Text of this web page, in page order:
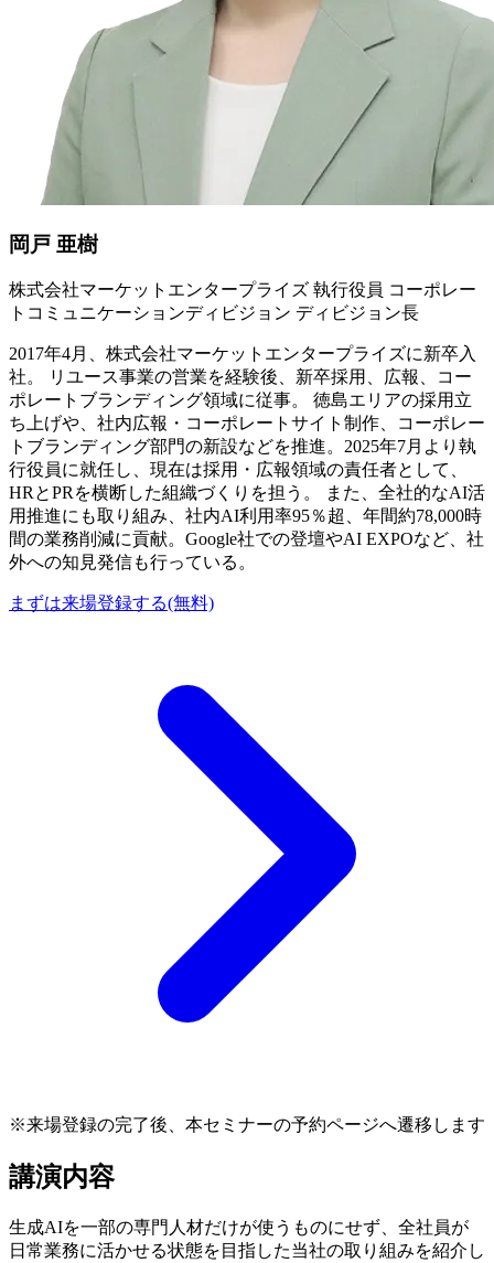
岡戸 亜樹
株式会社マーケットエンタープライズ 執行役員 コーポレー
トコミュニケーションディビジョン ディビジョン長
2017年4月、株式会社マーケットエンタープライズに新卒入
社。 リユース事業の営業を経験後、新卒採用、広報、コー
ポレートブランディング領域に従事。 徳島エリアの採用立
ち上げや、社内広報・コーポレートサイト制作、コーポレー
トブランディング部門の新設などを推進。2025年7月より執
行役員に就任し、現在は採用・広報領域の責任者として、
HRとPRを横断した組織づくりを担う。 また、全社的なAI活
用推進にも取り組み、社内AI利用率95％超、年間約78,000時
間の業務削減に貢献。Google社での登壇やAI EXPOなど、社
外への知見発信も行っている。
まずは来場登録する(無料)
※来場登録の完了後、本セミナーの予約ページへ遷移します
講演内容
生成AIを一部の専門人材だけが使うものにせず、全社員が
日常業務に活かせる状態を目指した当社の取り組みを紹介し